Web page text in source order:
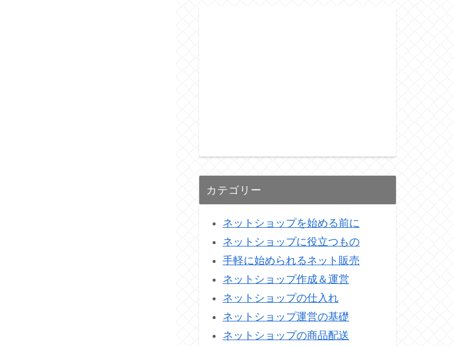
カテゴリー
ネットショップを始める前に
ネットショップに役立つもの
手軽に始められるネット販売
ネットショップ作成＆運営
ネットショップの仕入れ
ネットショップ運営の基礎
ネットショップの商品配送